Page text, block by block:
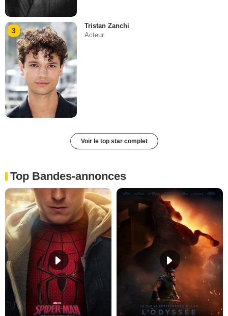
3
Tristan Zanchi
Acteur
Voir le top star complet
Top Bandes-annonces